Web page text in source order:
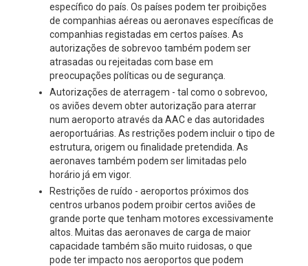
específico do país. Os países podem ter proibições
de companhias aéreas ou aeronaves específicas de
companhias registadas em certos países. As
autorizações de sobrevoo também podem ser
atrasadas ou rejeitadas com base em
preocupações políticas ou de segurança.
Autorizações de aterragem - tal como o sobrevoo,
os aviões devem obter autorização para aterrar
num aeroporto através da AAC e das autoridades
aeroportuárias. As restrições podem incluir o tipo de
estrutura, origem ou finalidade pretendida. As
aeronaves também podem ser limitadas pelo
horário já em vigor.
Restrições de ruído - aeroportos próximos dos
centros urbanos podem proibir certos aviões de
grande porte que tenham motores excessivamente
altos. Muitas das aeronaves de carga de maior
capacidade também são muito ruidosas, o que
pode ter impacto nos aeroportos que podem